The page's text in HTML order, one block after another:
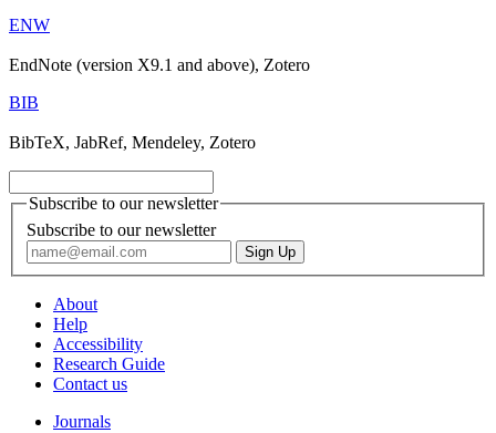
ENW
EndNote (version X9.1 and above), Zotero
BIB
BibTeX, JabRef, Mendeley, Zotero
Subscribe to our newsletter
Subscribe to our newsletter
About
Help
Accessibility
Research Guide
Contact us
Journals